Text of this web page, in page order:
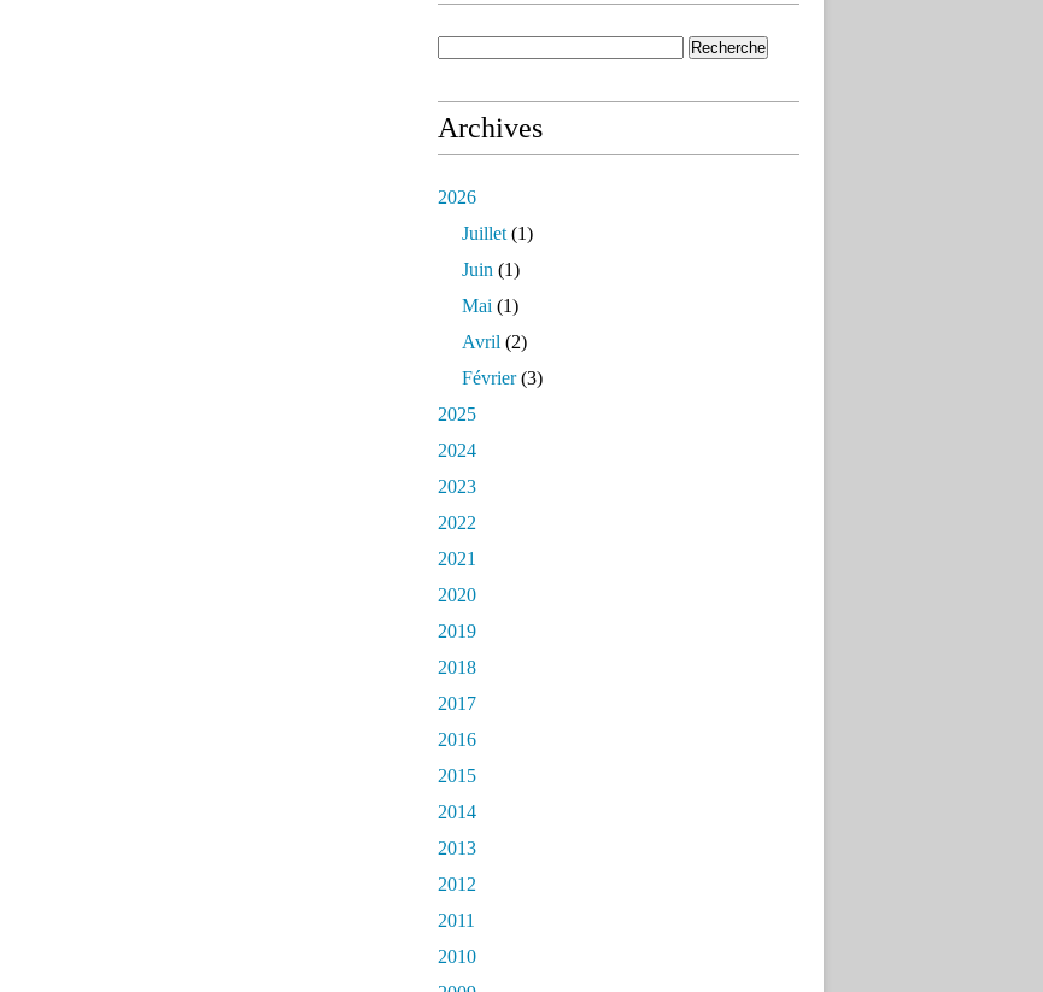
Archives
2026
Juillet (1)
Juin (1)
Mai (1)
Avril (2)
Février(3)
2025
2024
2023
2022
2021
2020
2019
2018
2017
2016
2015
2014
2013
2012
2011
2010